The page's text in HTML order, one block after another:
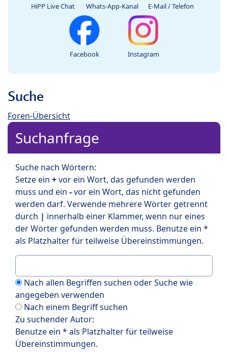
HiPP Live Chat Whats-App-Kanal E-Mail / Telefon
Facebook Instagram
Suche
Foren-Übersicht
Suchanfrage
Suche nach Wörtern:
Setze ein +vor ein Wort, das gefunden werden
muss und ein -vor ein Wort, das nicht gefunden
werden darf. Verwende mehrere Wörter getrennt
durch | innerhalb einer Klammer, wenn nur eines
der Wörter gefunden werden muss. Benutze ein *
als Platzhalter für teilweise Übereinstimmungen.
Nach allen Begriffen suchen oder Suche wie
angegeben verwenden
Nach einem Begriff suchen
Zu suchender Autor:
Benutze ein * als Platzhalter für teilweise
Übereinstimmungen.